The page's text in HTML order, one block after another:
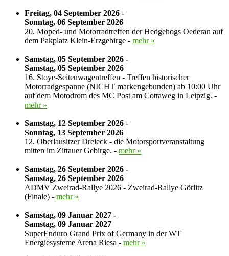
Freitag, 04 September 2026 -
Sonntag, 06 September 2026
20. Moped- und Motorradtreffen der Hedgehogs Oederan auf
dem Pakplatz Klein-Erzgebirge - mehr »
Samstag, 05 September 2026 -
Samstag, 05 September 2026
16. Stoye-Seitenwagentreffen - Treffen historischer
Motorradgespanne (NICHT markengebunden) ab 10:00 Uhr
auf dem Motodrom des MC Post am Cottaweg in Leipzig. -
mehr »
Samstag, 12 September 2026 -
Sonntag, 13 September 2026
12. Oberlausitzer Dreieck - die Motorsportveranstaltung
mitten im Zittauer Gebirge. - mehr »
Samstag, 26 September 2026 -
Samstag, 26 September 2026
ADMV Zweirad-Rallye 2026 - Zweirad-Rallye Görlitz
(Finale) - mehr »
Samstag, 09 Januar 2027 -
Samstag, 09 Januar 2027
SuperEnduro Grand Prix of Germany in der WT
Energiesysteme Arena Riesa - mehr »